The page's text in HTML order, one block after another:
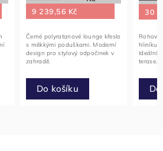
9 239,56 Kč
Do košíku
Černé polyratanové lounge křeslo
s měkkými poduškami. Moderní
design pro stylový odpočinek v
zahradě.
30
hliníku
Ideální
terase.